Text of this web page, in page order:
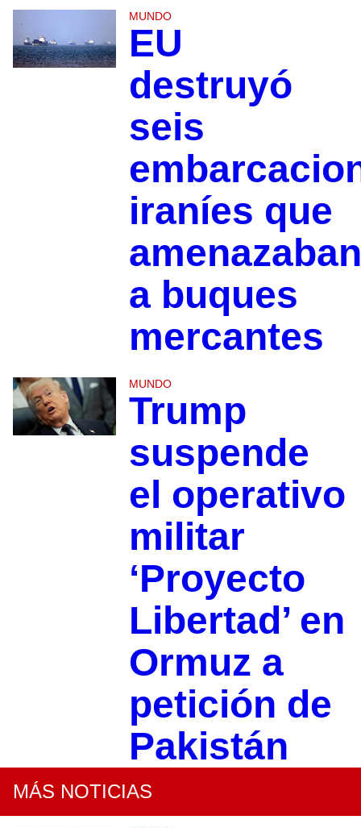
MUNDO
EU
destruyó
seis
iraníes que
amenazaban
a buques
mercantes
MUNDO
Trump
suspende
el operativo
militar
‘Proyecto
Libertad’ en
Ormuz a
petición de
Pakistán
MÁS NOTICIAS